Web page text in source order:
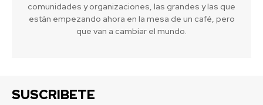
comunidades y organizaciones, las grandes y las que
están empezando ahora en la mesa de un café, pero
que van a cambiar el mundo.
SUSCRIBETE